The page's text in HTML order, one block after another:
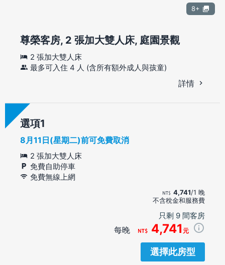
8+
尊榮客房, 2 張加大雙人床, 庭園景觀
2 張加大雙人床
最多可入住 4 人 (含所有額外成人與孩童)
詳情
選項
8月11日(星期二)前可免費取消
2 張加大雙人床
免費自助停車
免費無線上網
4,741/1 晚
不含稅金和服務費
只剩 9 間客房
每晚 4,741 元
選擇此房型